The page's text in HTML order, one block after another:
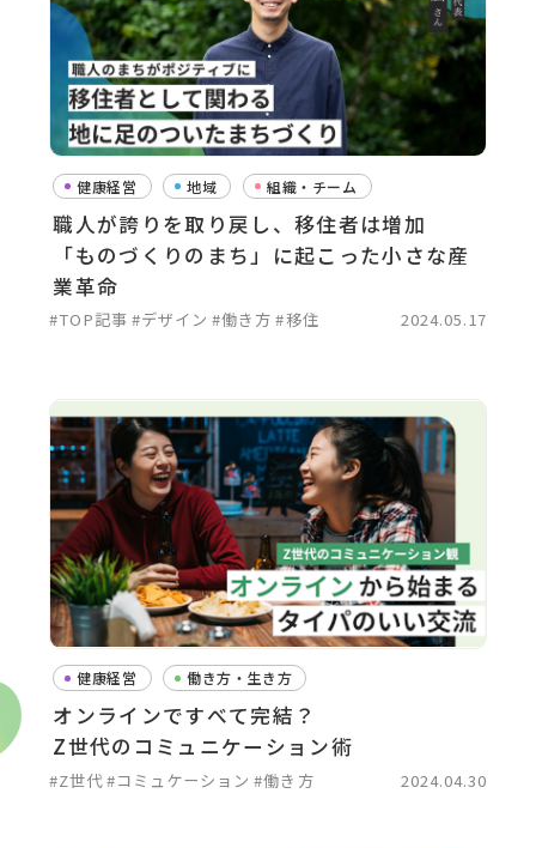
健康経営 地域 組織・チーム
職人が誇りを取り戻し、移住者は増加
「ものづくりのまち」に起こった小さな産
業革命
#TOP記事 #デザイン #働き方 #移住 2024.05.17
健康経営 働き方・生き方
オンラインですべて完結？
Z世代のコミュニケーション術
#Z世代#コミュケーション #働き方 2024.04.30